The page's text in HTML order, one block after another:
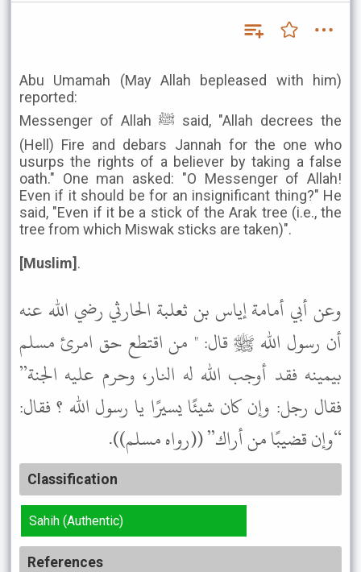
Abu Umamah (May Allah bepleased with him)
reported:
Messenger of Allah ﷺ said, "Allah decrees the
(Hell) Fire and debars Jannah for the one who
usurps the rights of a believer by taking a false
oath." One man asked: "O Messenger of Allah!
Even if it should be for an insignificant thing?" He
said, "Even if it be a stick of the Arak tree (i.e., the
tree from which Miswak sticks are taken)".
[Muslim] .
وعن أبي أمامة إياس بن ثعلبة الحارثي رضي الله عنه
أن رسول الله ﷺ قال: " من اقتطع حق امرئ مسلم
بيمينه فقد أوجب الله له النار، وحرم عليه الجنة”
فقال رجل: وإن كان شيئًا يسيرًا يا رسول الله ؟ فقال:
“وإن قضيبًا من أراك” ((رواه مسلم)).
Classification
Sahih (Authentic)
References